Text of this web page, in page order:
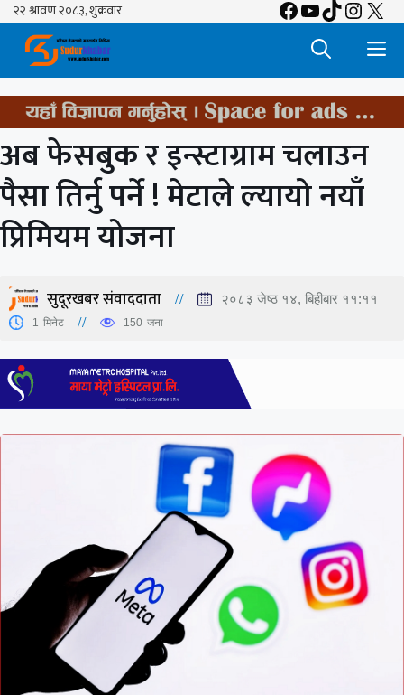
Skip
content
Facebook
YouTube
TikTok
X
अब फेसबुक र इन्स्टाग्राम चलाउन
पैसा तिर्नु पर्ने ! मेटाले ल्यायो नयाँ
प्रिमियम योजना
सुदूरखबर संवाददाता २०८३ जेष्ठ १४, बिहीबार ११:११
1 मिनेट 150 जना